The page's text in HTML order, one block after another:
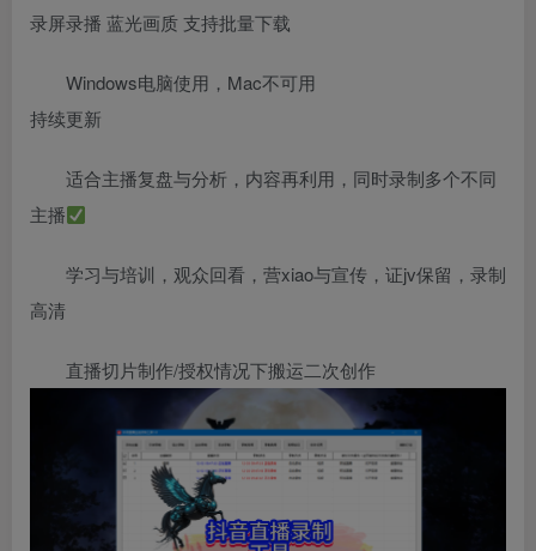
录屏录播 蓝光画质 支持批量下载
Windows电脑使用，Mac不可用
持续更新
适合主播复盘与分析，内容再利用，同时录制多个不同
主播
学习与培训，观众回看，营xiao与宣传，证jv保留，录制
高清
直播切片制作/授权情况下搬运二次创作